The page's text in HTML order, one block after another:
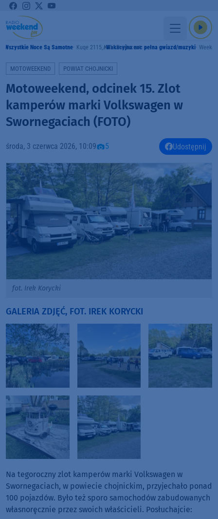
Wszystkie Noce Są Samotne Kuqe 2115, Kubi Producent
Wakacyjna noc pełna gwiazd/muzyki
MOTOWEEKEND POWIAT CHOJNICKI
Motoweekend, odcinek 15. Zlot
kamperów marki Volkswagen w
Swornegaciach (FOTO)
środa, 3 czerwca 2026, 10:09 5 Udostępnij
fot. Irek Korycki
GALERIA ZDJĘĆ, FOT. IREK KORYCKI
Na tegoroczny zlot kamperów marki Volkswagen w
Swornegaciach, w powiecie chojnickim, przyjechało ponad
100 pojazdów. Było też sporo samochodów zabudowanych
własnoręcznie przez swoich właścicieli. Posłuchajcie: